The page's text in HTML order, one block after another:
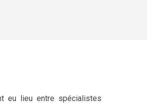
eu lieu entre spécialistes